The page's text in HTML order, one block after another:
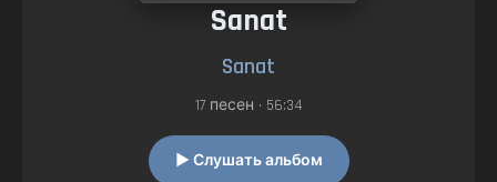
Sanat
Sanat
17 песен • 56:34
▶ Слушать альбом